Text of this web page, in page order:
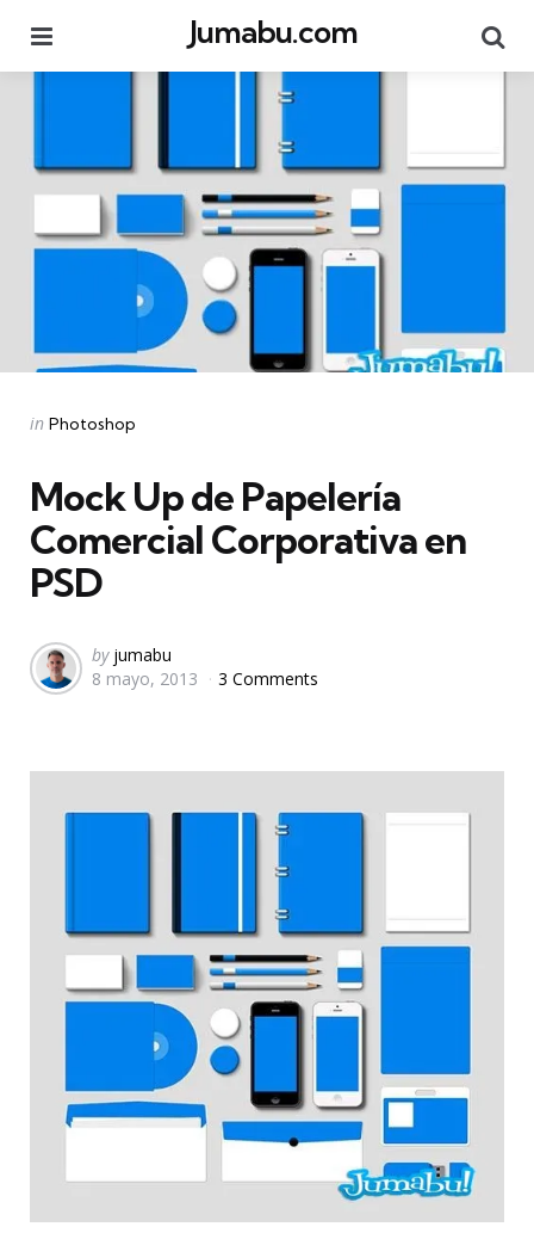
Jumabu.com
Categories
Posted
in Photoshop
Mock Up de Papelería
Comercial Corporativa en
PSD
Posted
by
by jumabu
8 mayo, 2013
3 Comments